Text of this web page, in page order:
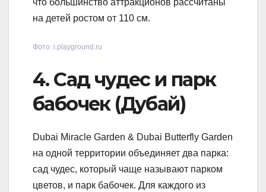
что большинство аттракционов рассчитаны
на детей ростом от 110 см.
Фото: i.playground.ru
4. Сад чудес и парк
бабочек (Дубай)
Dubai Miracle Garden & Dubai Butterfly Garden
на одной территории объединяет два парка:
сад чудес, который чаще называют парком
цветов, и парк бабочек. Для каждого из